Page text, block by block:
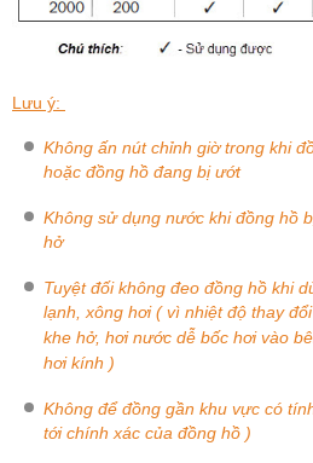
Lưu ý:
Không ấn nút chỉnh giờ trong khi
hoặc đồng hồ đang bị ướt
Không sử dụng nước khi đồng hồ
hở
Tuyệt đối không đeo đồng hồ khi
lạnh, xông hơi ( vì nhiệt độ thay
khe hở, hơi nước dễ bốc hơi vào
hơi kính )
Không để đồng gần khu vực có
tới chính xác của đồng hồ )